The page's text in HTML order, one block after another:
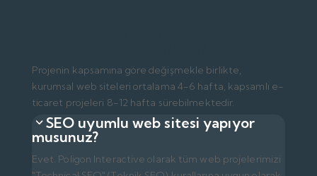
Projenin kapsamına göre değişmekle birlikte,
kurumsal web siteleri ortalama 4-6 hafta, kapsamlı e-
ticaret projeleri 8-12 hafta sürebilmektedir.
SEO uyumlu web sitesi yapıyor
musunuz?
Evet. Poligon Interactive olarak tüm web projelerimizi